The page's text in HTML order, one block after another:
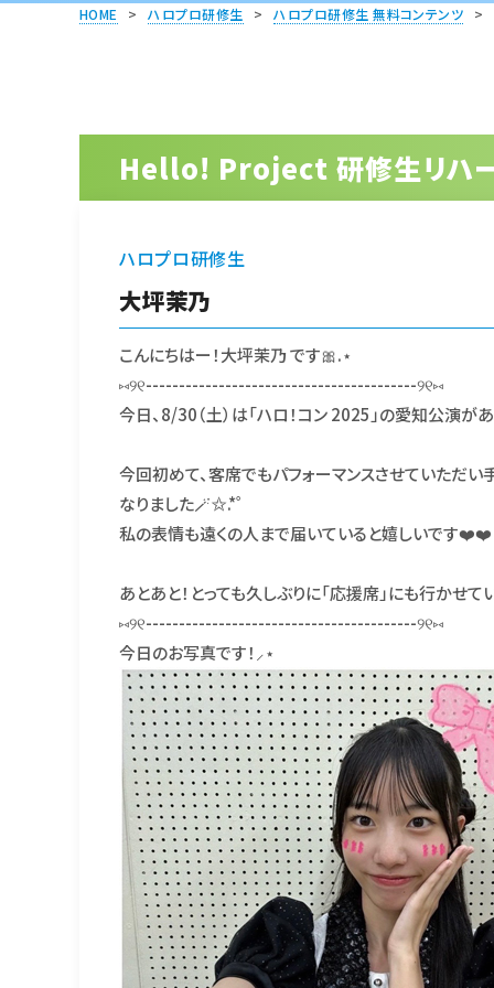
HOME > ハロプロ研修生 > ハロプロ研修生 無料コンテンツ >
Hello! Project 研修生リハ
ハロプロ研修生
大坪茉乃
こんにちはー！大坪茉乃 です🎀.⋆
⑅୨୧-----------------------------------------୨୧⑅
今日、8/30（土）は「ハロ！コン 2025」の愛知公演が
今回初めて、客席でもパフォーマンスさせていただ
なりました🪄✩.*˚
私の表情も遠くの人まで届いていると嬉しいです❤️❤️
あとあと！とっても久しぶりに「応援席」にも行かせ
⑅୨୧-----------------------------------------୨୧⑅
今日のお写真です！⸝⋆